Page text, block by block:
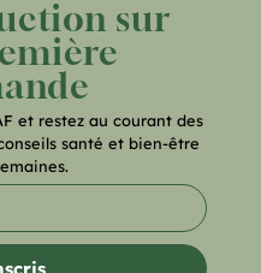
sur
et restez au courant des
santé et bien-être